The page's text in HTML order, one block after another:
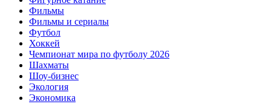
Фильмы
Фильмы и сериалы
Футбол
Хоккей
Чемпионат мира по футболу 2026
Шахматы
Шоу-бизнес
Экология
Экономика